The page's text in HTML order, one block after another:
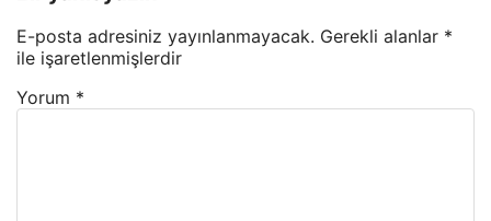
E-posta adresiniz yayınlanmayacak. Gerekli alanlar *
ile işaretlenmişlerdir
Yorum *